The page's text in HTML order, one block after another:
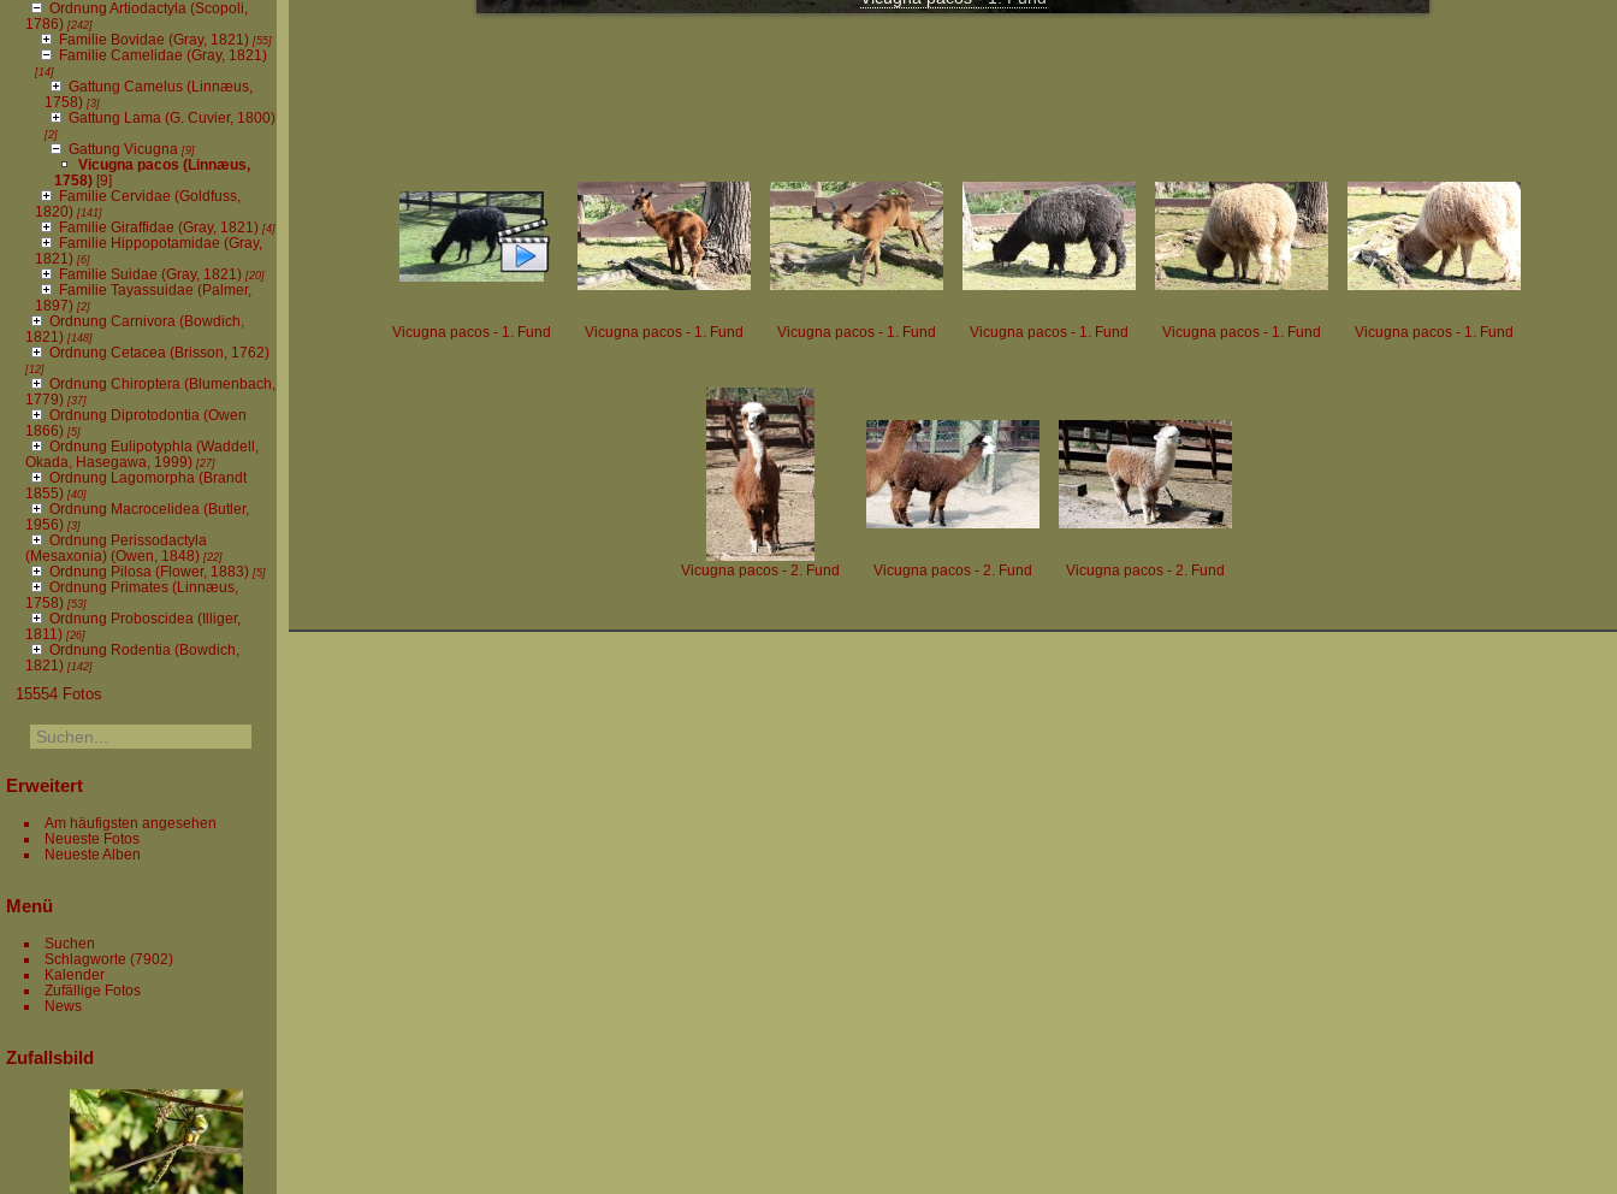
Ordnung Artiodactyla (Scopoli,
1786)[242]
Familie Bovidae (Gray, 1821)[55]
Familie Camelidae (Gray, 1821)
[14]
Gattung Camelus (Linnæus,
1758) [3]
Gattung Lama (G. Cuvier, 1800)
[2]
Gattung Vicugna [9]
Vicugna pacos (Linnæus,
1758)[9]
Familie Cervidae (Goldfuss,
1820)[141]
Familie Giraffidae (Gray, 1821)[4]
Familie Hippopotamidae (Gray,
1821)[6]
Familie Suidae (Gray, 1821)[20]
Familie Tayassuidae (Palmer,
1897)[2]
Ordnung Carnivora (Bowdich,
1821)[148]
Ordnung Cetacea (Brisson, 1762)
[12]
Ordnung Chiroptera (Blumenbach,
1779)[37]
Ordnung Diprotodontia (Owen
1866)[5]
Ordnung Eulipotyphla (Waddell,
Okada, Hasegawa, 1999)[27]
Ordnung Lagomorpha (Brandt
1855)[40]
Ordnung Macrocelidea (Butler,
1956) [3]
Ordnung Perissodactyla
(Mesaxonia) (Owen, 1848)[22]
Ordnung Pilosa (Flower, 1883)[5]
Ordnung Primates (Linnæus,
1758)[53]
Ordnung Proboscidea (Illiger,
1811)[26]
Ordnung Rodentia (Bowdich,
1821)[142]
15554 Fotos
Erweitert
Am häufigsten angesehen
Neueste Fotos
Neueste Alben
Menü
Suchen
Schlagworte (7902)
Kalender
Zufällige Fotos
News
Zufallsbild
Vicugna pacos - 1. Fund Vicugna pacos - 1. Fund Vicugna pacos - 1. Fund Vicugna pacos - 1. Fund Vicugna pacos - 1. Fund Vicugna pacos - 1. Fund
Vicugna pacos - 2. Fund Vicugna pacos - 2. Fund Vicugna pacos - 2. Fund